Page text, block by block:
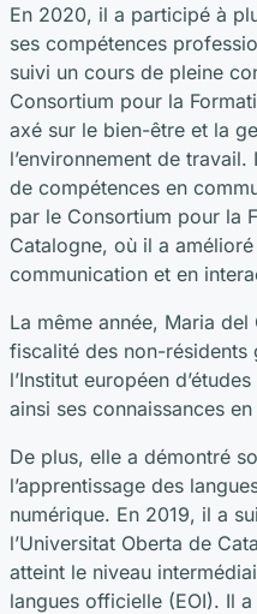
En 2020, il a participé à
ses compétences
suivi un cours de pleine
Consortium pour la
axé sur le bien-être et la
l’environnement de
de compétences en
par le Consortium pour la
Catalogne, où il a
communication et en
La même année, Maria
fiscalité des non-résidents
l’Institut européen
ainsi ses connaissances
De plus, elle a démontré
l’apprentissage des
numérique. En 2019, il a
l’Universitat Oberta de
atteint le niveau
langues officielle (EOI). Il